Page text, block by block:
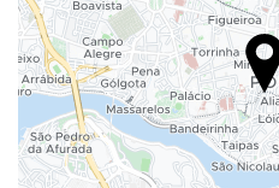
全館禁煙
喫煙エリア
防音済み客室
飲食